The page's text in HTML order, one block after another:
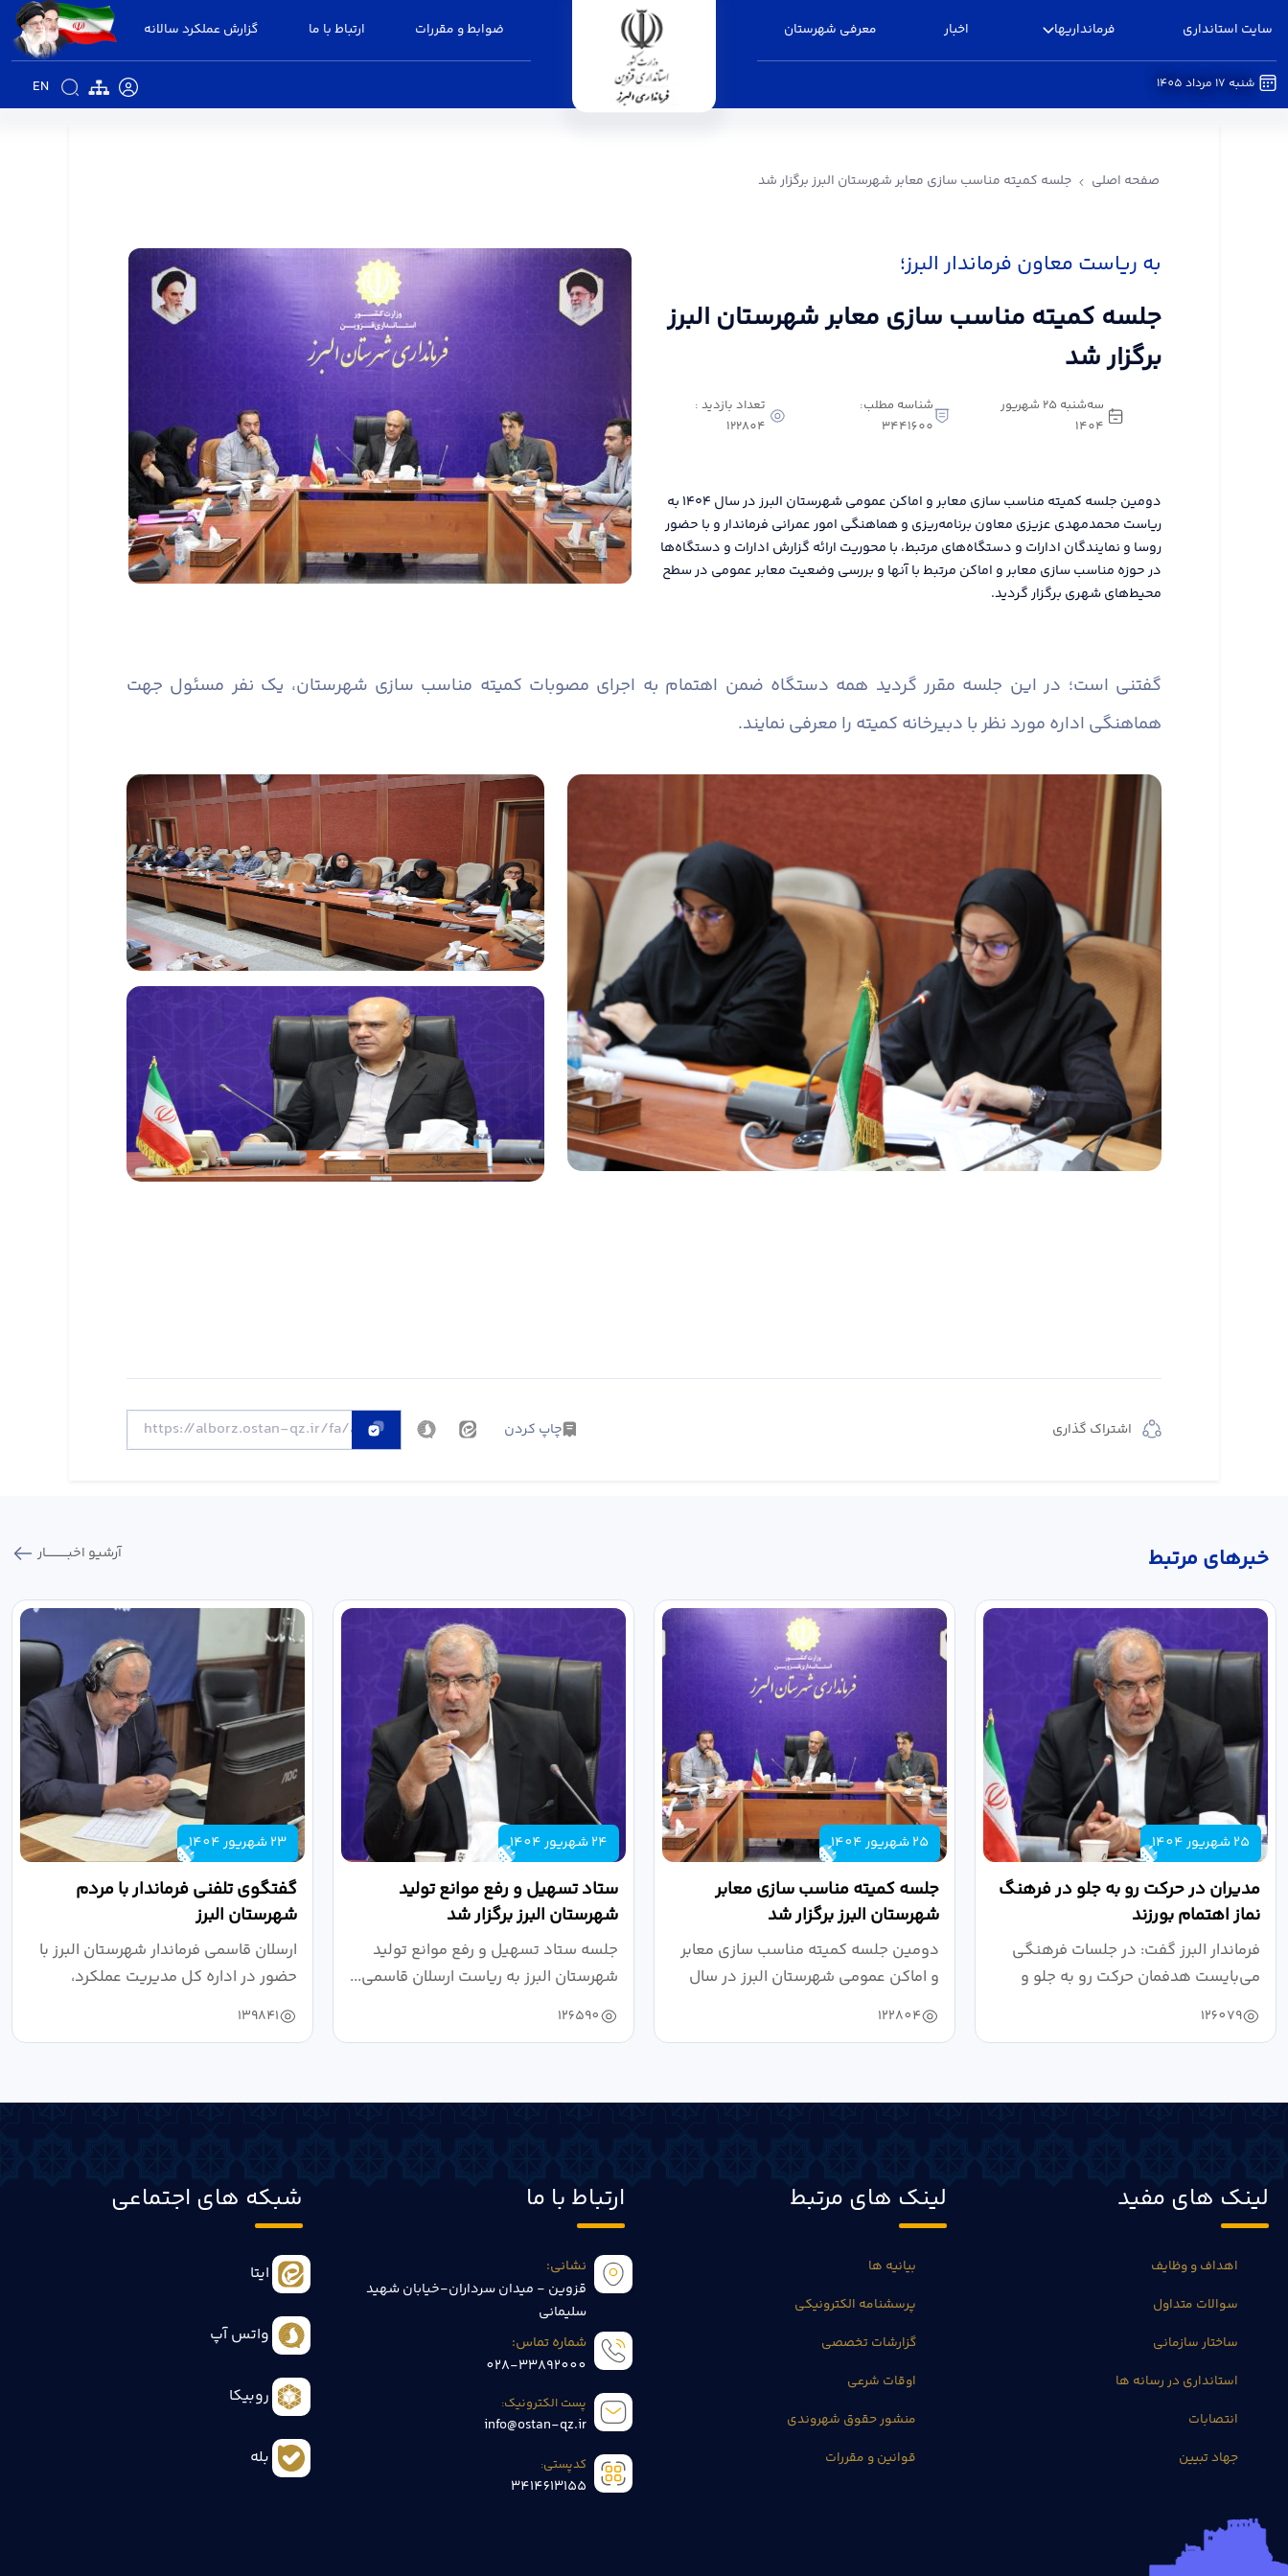
سایت استانداری فرمانداریها اخبار معرفی شهرستان ضوابط و مقررات ارتباط با ما گزارش عملکرد سالانه
EN شنبه 17 مرداد 1405
صفحه اصلی جلسه کمیته مناسب سازی معابر شهرستان البرز برگزار شد
به ریاست معاون فرماندار البرز؛
جلسه کمیته مناسب سازی معابر شهرستان البرز
برگزار شد
سه‌شنبه 25 شهریور
1404
شناسه مطلب:
3441600
تعداد بازدید :
122804
دومین جلسه کمیته مناسب سازی معابر و اماکن عمومی شهرستان البرز در سال ۱۴۰۴ به
ریاست محمدمهدی عزیزی معاون برنامه‌ریزی و هماهنگی امور عمرانی فرماندار و با حضور
روسا و نمایندگان ادارات و دستگاه‌های مرتبط، با محوریت ارائه گزارش ادارات و دستگاه‌ها
در حوزه مناسب سازی معابر و اماکن مرتبط با آنها و بررسی وضعیت معابر عمومی در سطح
محیط‌های شهری برگزار گردید.
گفتنی است؛ در این جلسه مقرر گردید همه دستگاه ضمن اهتمام به اجرای مصوبات کمیته مناسب سازی شهرستان، یک نفر مسئول جهت
هماهنگی اداره مورد نظر با دبیرخانه کمیته را معرفی نمایند.
اشتراک گذاری چاپ کردن
خبر‌های مرتبط آرشیو اخبـــــــــــار
25 شهریور 1404
مدیران در حرکت رو به جلو در فرهنگ
نماز اهتمام بورزند
فرماندار البرز گفت: در جلسات فرهنگی
می‌بایست هدفمان حرکت رو به جلو و
دستیابی...
126079
25 شهریور 1404
جلسه کمیته مناسب سازی معابر
شهرستان البرز برگزار شد
دومین جلسه کمیته مناسب سازی معابر
و اماکن عمومی شهرستان البرز در سال
۱۴۰۴ به...
122804
24 شهریور 1404
ستاد تسهیل و رفع موانع تولید
شهرستان البرز برگزار شد
جلسه ستاد تسهیل و رفع موانع تولید
شهرستان البرز به ریاست ارسلان قاسمی...
126590
23 شهریور 1404
گفتگوی تلفنی فرماندار با مردم
شهرستان البرز
ارسلان قاسمی فرماندار شهرستان البرز با
حضور در اداره کل مدیریت عملکرد،
بازرسی...
139841
لینک های مفید
اهداف و وظایف
سوالات متداول
ساختار سازمانی
استانداری در رسانه ها
انتصابات
جهاد تبیین
لینک های مرتبط
بیانیه ها
پرسشنامه الکترونیکی
گزارشات تخصصی
اوقات شرعی
منشور حقوق شهروندی
قوانین و مقررات
ارتباط با ما
نشانی:
قزوین - میدان سرداران-خیابان شهید
سلیمانی
شماره تماس:
028-33892000
پست الکترونیک:
info@ostan-qz.ir
کدپستی:
3414613155
شبکه های اجتماعی
ایتا
واتس آپ
روبیکا
بله